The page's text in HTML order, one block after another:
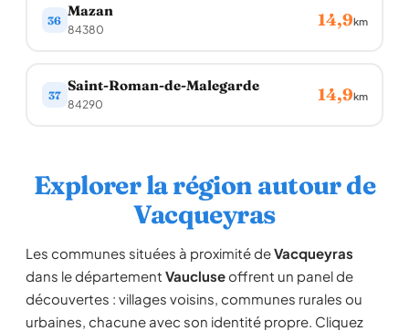
36
Mazan
84380 14,9km
37
Saint-Roman-de-Malegarde
84290 14,9km
Explorer la région autour de
Vacqueyras
Les communes situées à proximité deVacqueyras
dans le département Vaucluseoffrent un panel de
découvertes : villages voisins, communes rurales ou
urbaines, chacune avec son identité propre. Cliquez